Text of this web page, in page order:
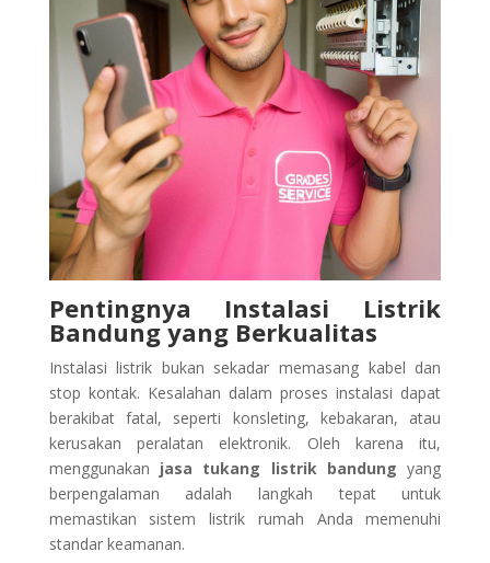
Pentingnya Instalasi Listrik
Bandung yang Berkualitas
Instalasi listrik bukan sekadar memasang kabel dan
stop kontak. Kesalahan dalam proses instalasi dapat
berakibat fatal, seperti konsleting, kebakaran, atau
kerusakan peralatan elektronik. Oleh karena itu,
menggunakan jasa tukang listrik bandung yang
berpengalaman adalah langkah tepat untuk
memastikan sistem listrik rumah Anda memenuhi
standar keamanan.